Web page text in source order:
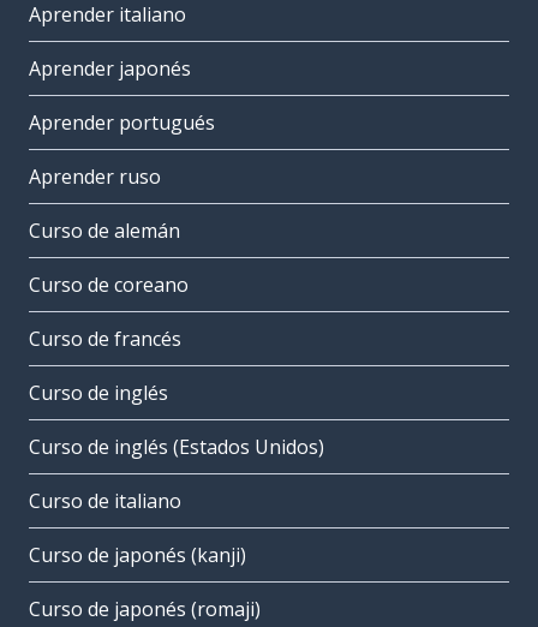
Aprender italiano
Aprender japonés
Aprender portugués
Aprender ruso
Curso de alemán
Curso de coreano
Curso de francés
Curso de inglés
Curso de inglés (Estados Unidos)
Curso de italiano
Curso de japonés (kanji)
Curso de japonés (romaji)